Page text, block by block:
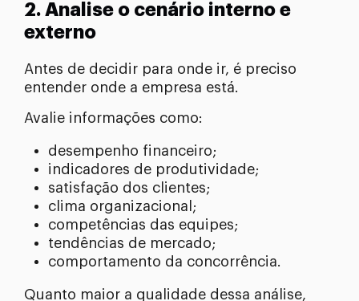
2. Analise o cenário interno e
externo
Antes de decidir para onde ir, é preciso
entender onde a empresa está.
Avalie informações como:
desempenho financeiro;
indicadores de produtividade;
satisfação dos clientes;
clima organizacional;
competências das equipes;
tendências de mercado;
comportamento da concorrência.
Quanto maior a qualidade dessa análise,